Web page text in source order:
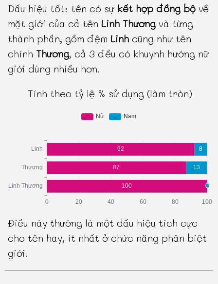
Dấu hiệu tốt: tên có sự kết hợp đồng bộ về
mặt giới của cả tênLinh Thương và từng
thành phần, gồm đệmLinh cũng như tên
chính Thương, cả 3 đều có khuynh hướng nữ
giới dùng nhiều hơn.
Tính theo tỷ lệ % sử dụng (làm tròn)
Điều này thường là một dấu hiệu tích cực
cho tên hay, ít nhất ở chức năng phân biệt
giới.